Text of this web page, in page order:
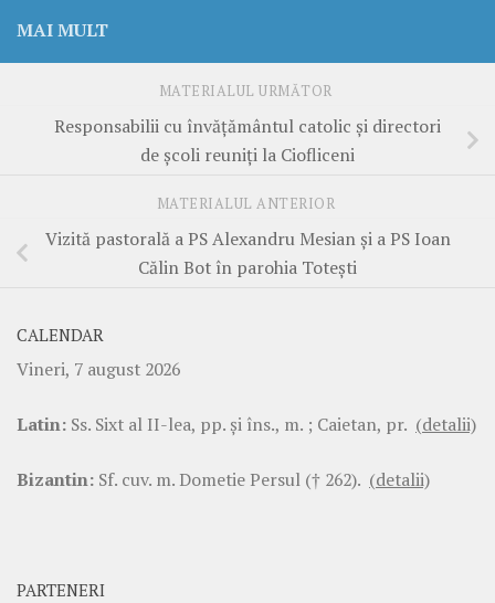
MAI MULT
MATERIALUL URMĂTOR
Responsabilii cu învățământul catolic și directori
de școli reuniți la Ciofliceni
MATERIALUL ANTERIOR
Vizită pastorală a PS Alexandru Mesian și a PS Ioan
Călin Bot în parohia Totești
CALENDAR
Vineri, 7 august 2026
Latin: Ss. Sixt al II-lea, pp. şi îns., m. ; Caietan, pr. (detalii)
Bizantin: Sf. cuv. m. Dometie Persul († 262). (detalii)
PARTENERI